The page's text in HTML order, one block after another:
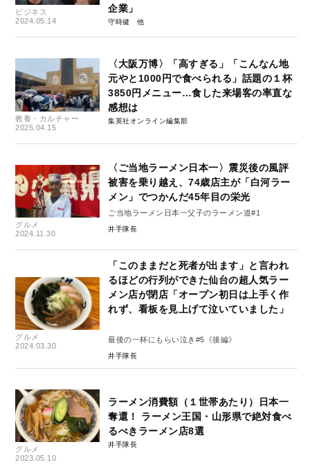
ビジネス
2024.05.14
企業」
守時健
教養・カルチャー
2025.04.15
〈大阪万博〉「高すぎる」「こんなん地
元やと1000円で食べられる」話題の１杯
3850円メニュー…食した来場客の率直な
感想は
集英社オンライン編集部
グルメ
2024.11.30
〈ご当地ラーメン日本一〉震災後の風評
被害を乗り越え、74歳店主が「白河ラー
メン」でつかんだ45年目の栄光
ご当地ラーメン日本一父子のラーメン道#1
井手隊長
グルメ
2024.03.30
「このままだと死者が出ます」と言われ
るほどの行列ができた仙台の超人気ラー
メン店が閉店「オープン初日は上手く作
れず、看板を見上げて泣いていました」
最後の一杯にもらい泣き#5《後編》
井手隊長
グルメ
2023.05.10
ラーメン消費額（１世帯あたり）日本一
奪還！ ラーメン王国・山形県で絶対食べ
るべきラーメン店8選
井手隊長